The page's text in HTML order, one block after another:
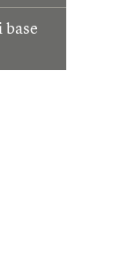
base